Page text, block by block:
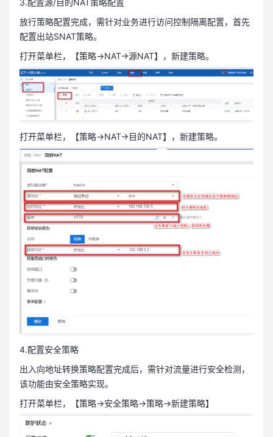
放行策略配置完成，需针对业务进行访问控制隔离配置，首先
配置出站SNAT策略。
打开菜单栏，【策略→NAT→源NAT】，新建策略。
打开菜单栏，【策略→NAT→目的NAT】，新建策略。
4.配置安全策略
出入向地址转换策略配置完成后，需针对流量进行安全检测，
该功能由安全策略实现。
打开菜单栏，【策略→安全策略→策略→新建策略】